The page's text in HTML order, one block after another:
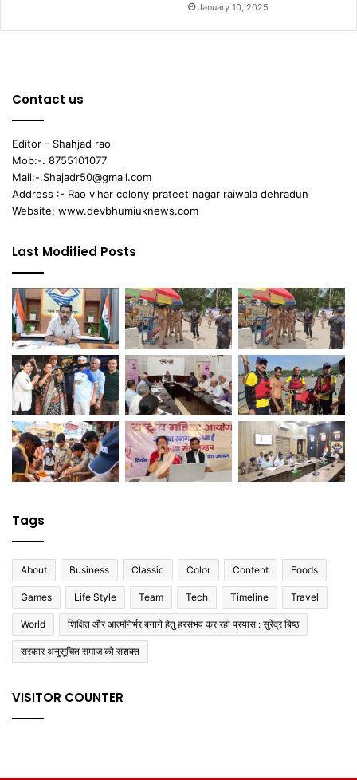
January 10, 2025
Contact us
Editor - Shahjad rao
Mob:-. 8755101077
Mail:-.Shajadr50@gmail.com
Address :- Rao vihar colony prateet nagar raiwala dehradun
Website: www.devbhumiuknews.com
Last Modified Posts
Tags
About Business Classic Color Content Foods
Games Life Style Team Tech Timeline Travel
World शिक्षित और आत्मनिर्भर बनाने हेतु हरसंभव कर रही प्रयास : सुरेंद्र बिष्ठ
सरकार अनुसूचित समाज को सशक्त
VISITOR COUNTER